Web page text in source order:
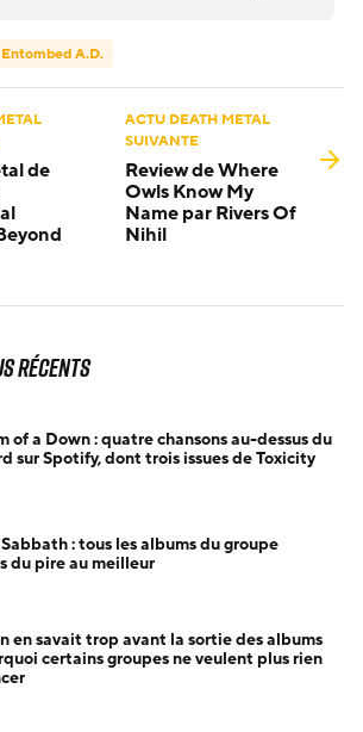
Entombed A.D.
de
ACTU DEATH METAL
SUIVANTE
Review de Where
Owls Know My
Name par Rivers Of
Nihil
récents
of a Down : quatre chansons au-dessus du
sur Spotify, dont trois issues de Toxicity
: tous les albums du groupe
du pire au meilleur
en savait trop avant la sortie des albums
certains groupes ne veulent plus rien